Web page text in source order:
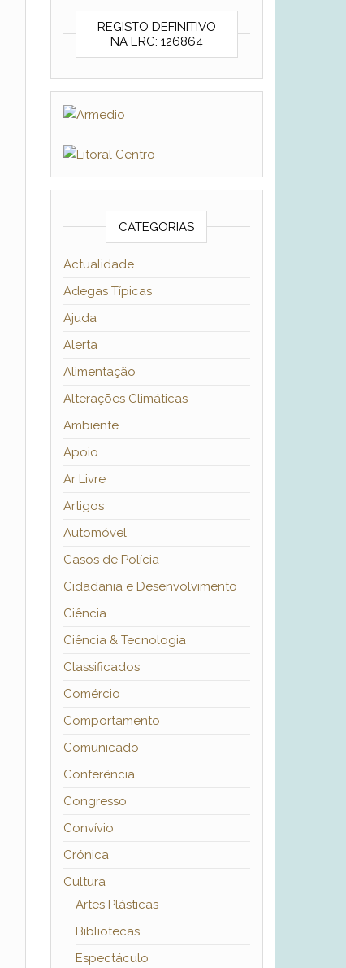
REGISTO DEFINITIVO
NA ERC: 126864
CATEGORIAS
Actualidade
Adegas Típicas
Ajuda
Alerta
Alimentação
Alterações Climáticas
Ambiente
Apoio
Ar Livre
Artigos
Automóvel
Casos de Polícia
Cidadania e Desenvolvimento
Ciência
Ciência & Tecnologia
Classificados
Comércio
Comportamento
Comunicado
Conferência
Congresso
Convívio
Crónica
Cultura
Artes Plásticas
Bibliotecas
Espectáculo